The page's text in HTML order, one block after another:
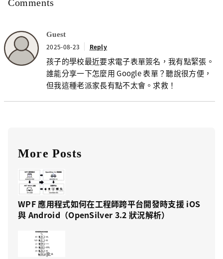
Comments
Guest
2025-08-23 Reply
孩子的學校最近要求電子表單簽名，我有點緊張。
誰能分享一下怎麼用 Google 表單？聽說很方便，
但我這種老派家長有點不太會。求救！
More Posts
WPF 應用程式如何在工程師跨平台開發時支援 iOS
與 Android（OpenSilver 3.2 狀況解析）